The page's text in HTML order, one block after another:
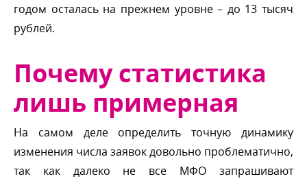
одом осталась на прежнем уровне – до 13 тысяч
рублей.
Почему статистика
лишь примерная
На самом деле определить точную динамику
изменения числа заявок довольно проблематично,
так как далеко не все МФО запрашивают